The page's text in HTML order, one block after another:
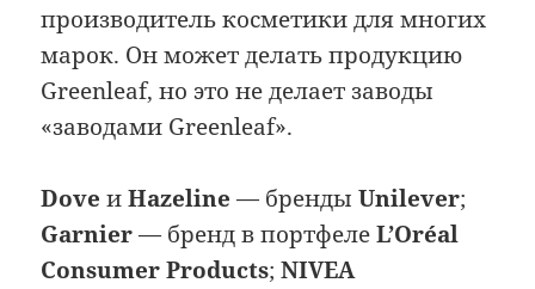
производитель косметики для многих
марок. Он может делать продукцию
Greenleaf, но это не делает заводы
«заводами Greenleaf».
Dove иHazeline — брендыUnilever;
Garnier— бренд в портфелеL’Oréal
Consumer Products;NIVEA